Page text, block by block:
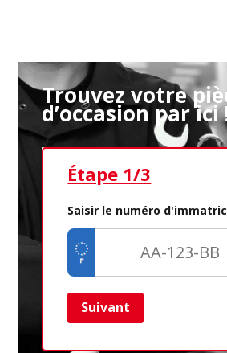
Trouvez votre
d’occasion par ici
Étape 1/3
Saisir le numéro
Suivant